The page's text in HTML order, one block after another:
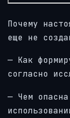
Почему
еще не
— Как
согласно
— Чем